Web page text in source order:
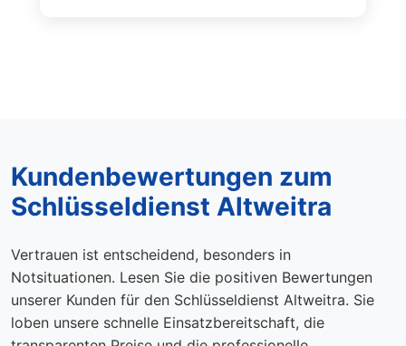
Kundenbewertungen zum
Schlüsseldienst Altweitra
Vertrauen ist entscheidend, besonders in
Notsituationen. Lesen Sie die positiven Bewertungen
unserer Kunden für den Schlüsseldienst Altweitra. Sie
loben unsere schnelle Einsatzbereitschaft, die